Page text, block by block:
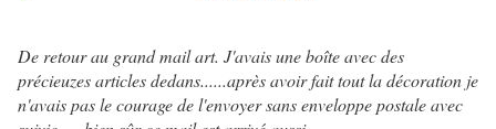
De retour au grand mail art. J'avais une boîte avec des
précieuzes articles dedans......après avoir fait tout la décoration je
n'avais pas le courage de l'envoyer sans enveloppe postale avec